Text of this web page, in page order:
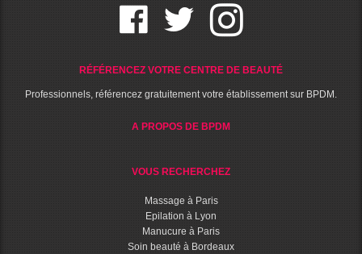
RÉFÉRENCEZ VOTRE CENTRE DE BEAUTÉ
Professionnels, référencez gratuitement votre établissement sur BPDM.
A PROPOS DE BPDM
VOUS RECHERCHEZ
Massage à Paris
Epilation à Lyon
Manucure à Paris
Soin beauté à Bordeaux